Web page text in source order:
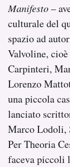
Manifesto–
culturale del
spazio ad
Valvoline,
Carpinteri,
Lorenzo
una piccola
lanciato
Marco Lodoli,
Per Theoria
faceva piccoli